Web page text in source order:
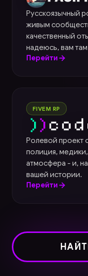
Русскоязычный
живым
качественный
надеюсь, вам
Перейти
FIVEM RP
Code6
Ролевой проект
полиция,
атмосфера - и,
вашей истории.
Перейти